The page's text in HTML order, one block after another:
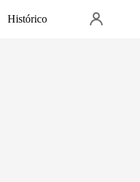
Histórico